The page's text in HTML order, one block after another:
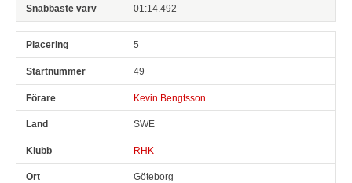
01:14.492
5
49
Kevin Bengtsson
SWE
RHK
Göteborg